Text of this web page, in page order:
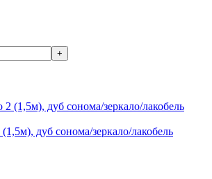
+
дуб сонома/зеркало/лакобель